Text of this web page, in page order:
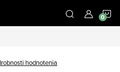
hodnotenia